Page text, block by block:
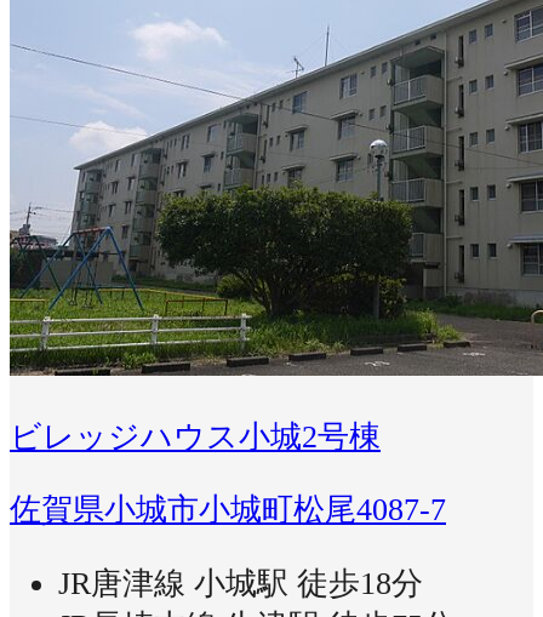
ビレッジハウス小城2号棟
佐賀県小城市小城町松尾4087-7
JR唐津線 小城駅 徒歩18分